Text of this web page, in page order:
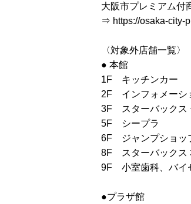
大阪市プレミアム付
⇒ https://osaka-city-
〈対象外店舗一覧〉
● 本館
1F キッチンカー
2F インフォメーシ
3F スターバックス
5F シープラ
6F ジャンプショッ
8F スターバックス
9F 小室歯科、バイ
●プラザ館